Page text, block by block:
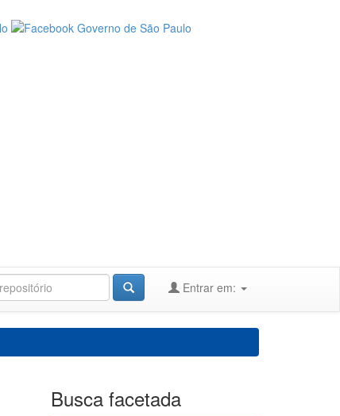
Entrar em:
Busca facetada